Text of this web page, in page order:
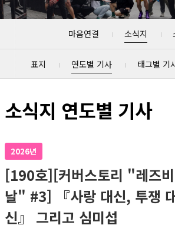
마음연결 소식지
표지 연도별 기사 태그별 기
소식지 연도별 기사
2026년
[190호][커버스토리 "레즈
날" #3] 『사랑 대신, 투쟁
신』 그리고 심미섭